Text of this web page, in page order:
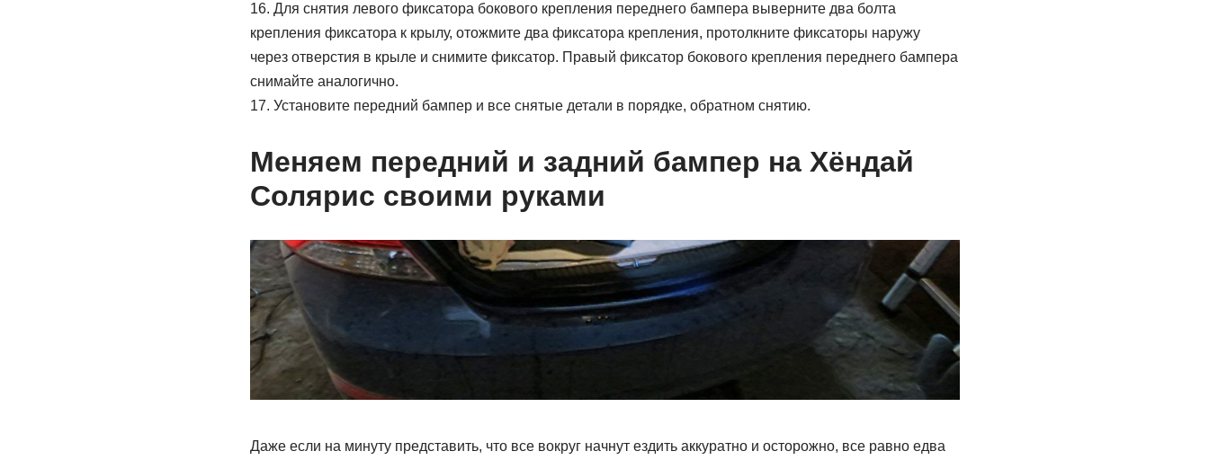
16. Для снятия левого фиксатора бокового крепления переднего бампера выверните два болта
крепления фиксатора к крылу, отожмите два фиксатора крепления, протолкните фиксаторы наружу
через отверстия в крыле и снимите фиксатор. Правый фиксатор бокового крепления переднего бампера
снимайте аналогично.
17. Установите передний бампер и все снятые детали в порядке, обратном снятию.
Меняем передний и задний бампер на Хёндай
Солярис своими руками
Даже если на минуту представить, что все вокруг начнут ездить аккуратно и осторожно, все равно едва